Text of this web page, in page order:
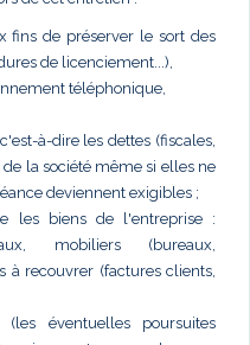
fins de préserver le sort des
de licenciement...),
téléphonique,
à-dire les dettes (fiscales,
de la société même si elles ne
deviennent exigibles ;
les biens de l'entreprise :
mobiliers (bureaux,
à recouvrer (factures clients,
éventuelles poursuites